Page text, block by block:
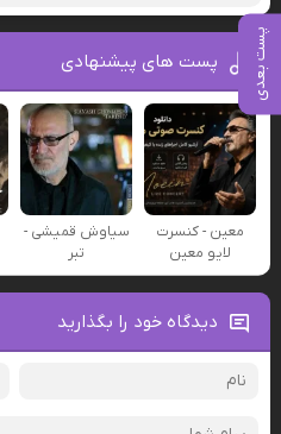
پست بعدی پست های پیشنهادی
معین - کنسرت
لایو معین
سیاوش قمیشی -
تبر
دیدگاه خود را بگذارید